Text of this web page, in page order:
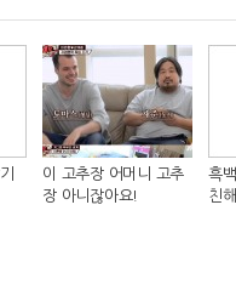
이 고추장 어머니 고추
장 아니잖아요!
흑
친